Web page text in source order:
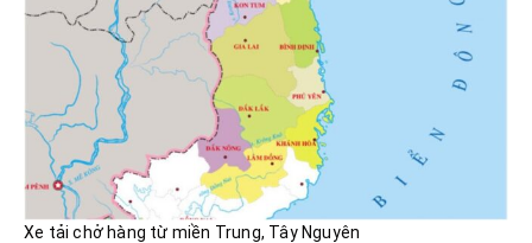
Xe tải chở hàng từ miền Trung, Tây Nguyên